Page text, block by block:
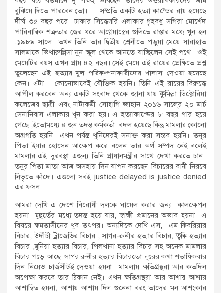
বুঝিয়ে দিতে পারবেন তো। সম্প্রতি একটি হত্যা কান্ডের রায় হয়েছে
দীর্ঘ ৩৫ বছর পরে। ঢাকার সিদ্ধেসরি এলাকার গৃহবধু সগিরা মোর্শেদ
পারিবারিক শত্রুতার জের ধরে আগ্নেয়াস্ত্রের গুলিতে রাস্তার মধ্যে খুন হন
.১৯৮৯ সালে। তখন তিনি তার দ্বিতীয় শ্রেনীতে পড়ুয়া মেয়ে সারাহাত
সালমাকে ভিখারুন্নিসা নুন স্কুল থেকে আনতে যাচ্ছিলেন সেই পথে। ওই
মেয়েটির বয়স এখন প্রায় ৪২ বছর। সেই মেয়ে এই রায়ের প্রেক্ষিতে প্রশ্ন
তুলেছেন এই হত্যার মুল পরিকল্পনাকারীদের খালাস দেওয়া হয়েছে
কেন। এটা কোনোভাবেই যৌক্তিক হয়নি। তিনি এই রায়ের বিরুদ্ধে
আপীল করবেন।অন্য একটি সংবাদ থেকে জানা যায় কুমিল্লা ভিক্টোরিয়া
কলেজের ছাত্রী এবং নাট্যকর্মী সোহাগি জাহান ২০১৬ সালে্র ২০ মার্চ
সেনানিবাস এলাকায় খুন করা হয়। এ হত্যাকান্ডের ৮ বছর পার হয়ে
গেছে ,ইতোমধ্যে ৪ জন তদন্ত কর্মকর্তা বদল হয়েছে কিন্তু মামলার কোনো
অগ্রগতি হয়নি। এখন পর্যন্ত খুনিদেরই সনাক্ত করা সম্ভব হয়নি। তনুর
পিতা ইয়ার হোসেন আক্ষেপ করে বলেন তার অর্থ সম্পদ নেই বলেই
মামলার এই দুরবস্থা।এজন্য তিনি প্রাধানমন্ত্রীর সাথে দেখা করতে চান।
তনুর পিতা মাতা আজ অসহায় দিন যাপন করছেন।বিচারের বানী নিরবে
নিভৃতে কাঁদে। এগুলো সবই justice delayed is justice denied
এর ফসল।
আমরা দেখি এ দেশে বিরোধী দলকে ঘায়েল করার জন্য কালক্ষেপন
হয়না। মুহুর্তের মধ্যে তদন্ত হয়ে যায়, স্বাক্ষী প্রমানের অভাব হয়না। এ
বিষয়ে ক্ষমতাসীনের খুব তৎপর। অন্যদিকে দেখি এস, এম কিবরিয়ার
বিচার, উদীচী ট্রাজেডির বিচার , সাগর-রুনীর হত্যার বিচার, ত্বকি হত্যার
বিচার ,মুনিয়া হত্যার বিচার, পিলখানা হত্যার বিচার সহ অনেক মামলার
বিচার পড়ে আছে।সাগর রুনীর হত্যার বিচারতো দুরের কথা শতাধিকবার
দিন নিয়েও চার্জসীটই দেওয়া হয়না। মামলায় ক্ষতিগ্রস্থরা আর কতদিন
অপেক্ষা করবে তার ঠিকান নেই। এখন ক্ষতিগ্রস্থরা আর আশায় আশায়
আশান্বিত হয়না, আশায় আশায় দিন গুনেনা বরং তাদের মন আশংকার